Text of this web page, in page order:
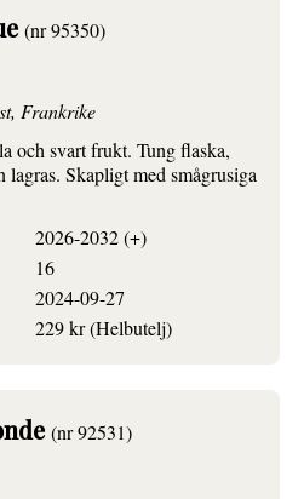
(nr 95350)
Frankrike
och svart frukt. Tung flaska,
Skapligt med smågrusiga
2026-2032 (+)
16
2024-09-27
229 kr (Helbutelj)
(nr 92531)